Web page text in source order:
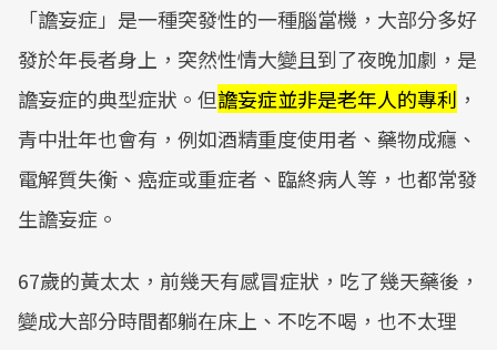
「譫妄症」是一種突發性的一種腦當機，大部分多好
發於年長者身上，突然性情大變且到了夜晚加劇，是
譫妄症的典型症狀。但譫妄症並非是老年人的專利 ，
青中壯年也會有，例如酒精重度使用者、藥物成癮、
電解質失衡、癌症或重症者、臨終病人等，也都常發
生譫妄症。
67歲的黃太太，前幾天有感冒症狀，吃了幾天藥後，
變成大部分時間都躺在床上、不吃不喝，也不太理